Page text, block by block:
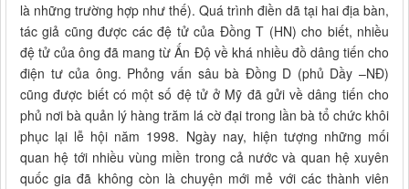
là những trường hợp như thế). Quá trình điền dã tại hai địa bàn,
tác giả cũng được các đệ tử của Đồng T (HN) cho biết, nhiều
đệ tử của ông đã mang từ Ấn Độ về khá nhiều đồ dâng tiến cho
điện tư của ông. Phỏng vấn sâu bà Đồng D (phủ Dầy –NĐ)
cũng được biết có một số đệ tử ở Mỹ đã gửi về dâng tiến cho
phủ nơi bà quản lý hàng trăm lá cờ đại trong lần bà tổ chức khôi
phục lại lễ hội năm 1998. Ngày nay, hiện tượng những mối
quan hệ tới nhiều vùng miền trong cả nước và quan hệ xuyên
quốc gia đã không còn là chuyện mới mẻ với các thành viên